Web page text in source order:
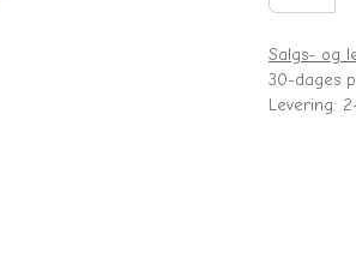
Salgs- og
30-dages
Levering: